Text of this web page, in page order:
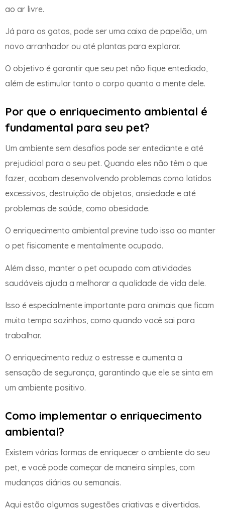
ao ar livre.
Já para os gatos, pode ser uma caixa de papelão, um
novo arranhador ou até plantas para explorar.
O objetivo é garantir que seu pet não fique entediado,
além de estimular tanto o corpo quanto a mente dele.
Por que o enriquecimento ambiental é
fundamental para seu pet?
Um ambiente sem desafios pode ser entediante e até
prejudicial para o seu pet. Quando eles não têm o que
fazer, acabam desenvolvendo problemas como latidos
excessivos, destruição de objetos, ansiedade e até
problemas de saúde, como obesidade.
O enriquecimento ambiental previne tudo isso ao manter
o pet fisicamente e mentalmente ocupado.
Além disso, manter o pet ocupado com atividades
saudáveis ajuda a melhorar a qualidade de vida dele.
Isso é especialmente importante para animais que ficam
muito tempo sozinhos, como quando você sai para
trabalhar.
O enriquecimento reduz o estresse e aumenta a
sensação de segurança, garantindo que ele se sinta em
um ambiente positivo.
Como implementar o enriquecimento
ambiental?
Existem várias formas de enriquecer o ambiente do seu
pet, e você pode começar de maneira simples, com
mudanças diárias ou semanais.
Aqui estão algumas sugestões criativas e divertidas.